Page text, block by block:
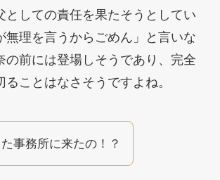
としての責任を果たそうとしてい
無理を言うからごめん」と言いな
の前には登場しそうであり、完全
ることはなさそうですよね。
た事務所に来たの！？